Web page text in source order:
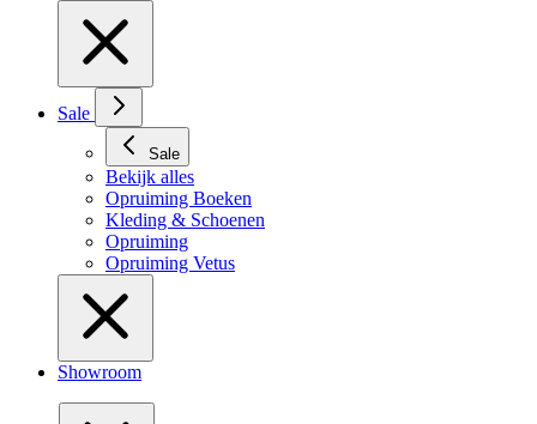
Sale
Sale
Bekijk alles
Opruiming Boeken
Kleding & Schoenen
Opruiming
Opruiming Vetus
Showroom